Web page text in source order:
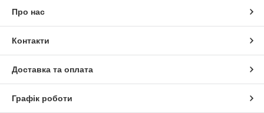
Про нас
Контакти
Доставка та оплата
Графік роботи